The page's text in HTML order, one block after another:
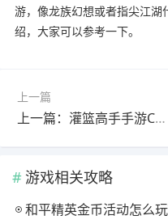
游，像龙族幻想或者指尖江湖
绍，大家可以参考一下。
上一篇
上一篇：灌篮高手手游C位是什么意思?(灌篮高手手游c位是什么意思呀)
游戏相关攻略
和平精英金币活动怎么玩